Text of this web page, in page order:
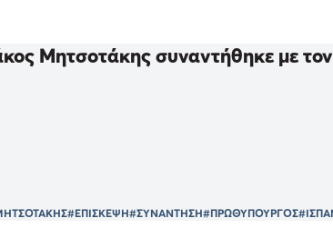
Μητσοτάκης συναντήθηκε με
#ΕΠΙΣΚΕΨΗ#ΣΥΝΑΝΤΗΣΗ#ΠΡΩΘΥΠΟΥΡΓΟΣ